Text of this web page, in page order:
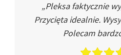
„Pleksa faktycznie
Przycięta idealnie.
Polecam